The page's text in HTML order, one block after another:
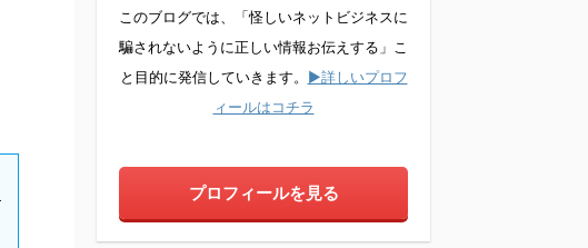
このブログでは、「怪しいネットビジネスに
騙されないように正しい情報お伝えする」こ
と目的に発信していきます。
▶詳しいプロフ
ィールはコチラ
プロフィールを見る